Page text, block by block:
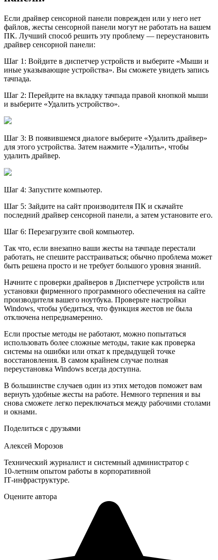
Если драйвер сенсорной панели поврежден или у него нет
файлов, жесты сенсорной панели могут не работать на вашем
ПК. Лучший способ решить эту проблему — переустановить
драйвер сенсорной панели:
Шаг 1: Войдите в диспетчер устройств и выберите «Мыши и
иные указывающие устройства». Вы сможете увидеть запись
тачпада.
Шаг 2: Перейдите на вкладку тачпада правой кнопкой мыши
и выберите «Удалить устройство».
Шаг 3: В появившемся диалоге выберите «Удалить драйвер»
для этого устройства. Затем нажмите «Удалить», чтобы
удалить драйвер.
Шаг 4: Запустите компьютер.
Шаг 5: Зайдите на сайт производителя ПК и скачайте
последний драйвер сенсорной панели, а затем установите его.
Шаг 6: Перезагрузите свой компьютер.
Так что, если внезапно ваши жесты на тачпаде перестали
работать, не спешите расстраиваться; обычно проблема может
быть решена просто и не требует большого уровня знаний.
Начните с проверки драйверов в Диспетчере устройств или
установки фирменного программного обеспечения на сайте
производителя вашего ноутбука. Проверьте настройки
Windows, чтобы убедиться, что функция жестов не была
отключена непреднамеренно.
Если простые методы не работают, можно попытаться
использовать более сложные методы, такие как проверка
системы на ошибки или откат к предыдущей точке
восстановления. В самом крайнем случае полная
переустановка Windows всегда доступна.
В большинстве случаев один из этих методов поможет вам
вернуть удобные жесты на работе. Немного терпения и вы
снова сможете легко переключаться между рабочими столами
и окнами.
Поделиться с друзьями
Алексей Морозов
Технический журналист и системный администратор с
10‑летним опытом работы в корпоративной
IT‑инфраструктуре.
Оцените автора